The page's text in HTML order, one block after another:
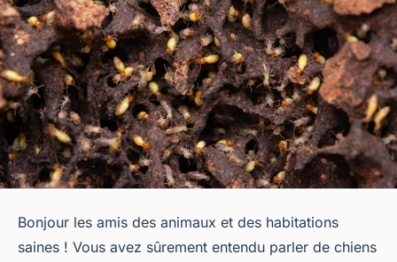
Bonjour les amis des animaux et des habitations
saines ! Vous avez sûrement entendu parler de chiens